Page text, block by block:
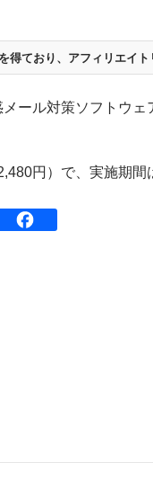
得ており、 アフィリエイト
ール対策ソフトウェ
円）で、実施期間